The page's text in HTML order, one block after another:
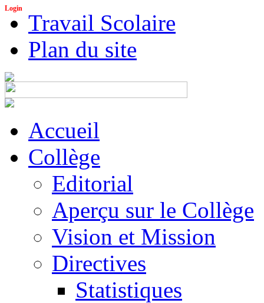
Login
Travail Scolaire
Plan du site
Accueil
Collège
Editorial
Aperçu sur le Collège
Vision et Mission
Directives
Statistiques